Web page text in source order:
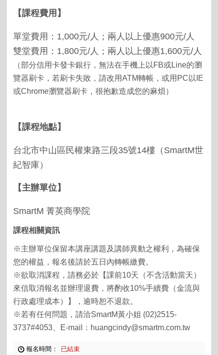
【課程費用】
單堂費用： 1,000元/ 人；兩人以上優惠900元/ 人
雙堂費用： 1,800元/ 人；兩人以上優惠1,600元/ 人
（部分信用卡發卡銀行，無法在手機上以FB或Line的瀏
覽器刷卡，若刷卡失敗，請改用ATM轉帳，或用PC以IE
或Chrome瀏覽器刷卡，很抱歉造成您的麻煩）
【課程地點】
台北市中山區民權東路三段35號14樓（ SmartM世
紀智庫）
【主辦單位】
SmartM菁英商學院
課程相關資訊
※主辦單位保留本講座講題及講師異動之權利，為確保
您的權益，報名後請於五日內轉帳繳費。
※欲取消課程，請務必於【課前10天（不含活動當天）
來信取消報名並辦理退費，將酌收10%手續費（金流與
行政處理成本）】，逾時恕不退款。
※若有任何問題，請洽SmartM黃小姐 (02)2515-
3737#4053、E-mail：huangcindy@smartm.com.tw
報名時間： 已結束